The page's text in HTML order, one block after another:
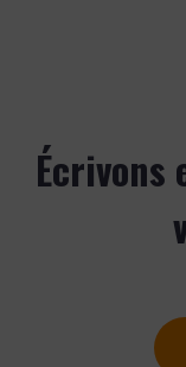
Écrivons